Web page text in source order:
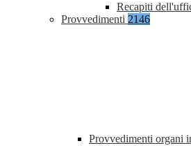
Recapiti
Provvedimenti 2146
Provvedimenti organi